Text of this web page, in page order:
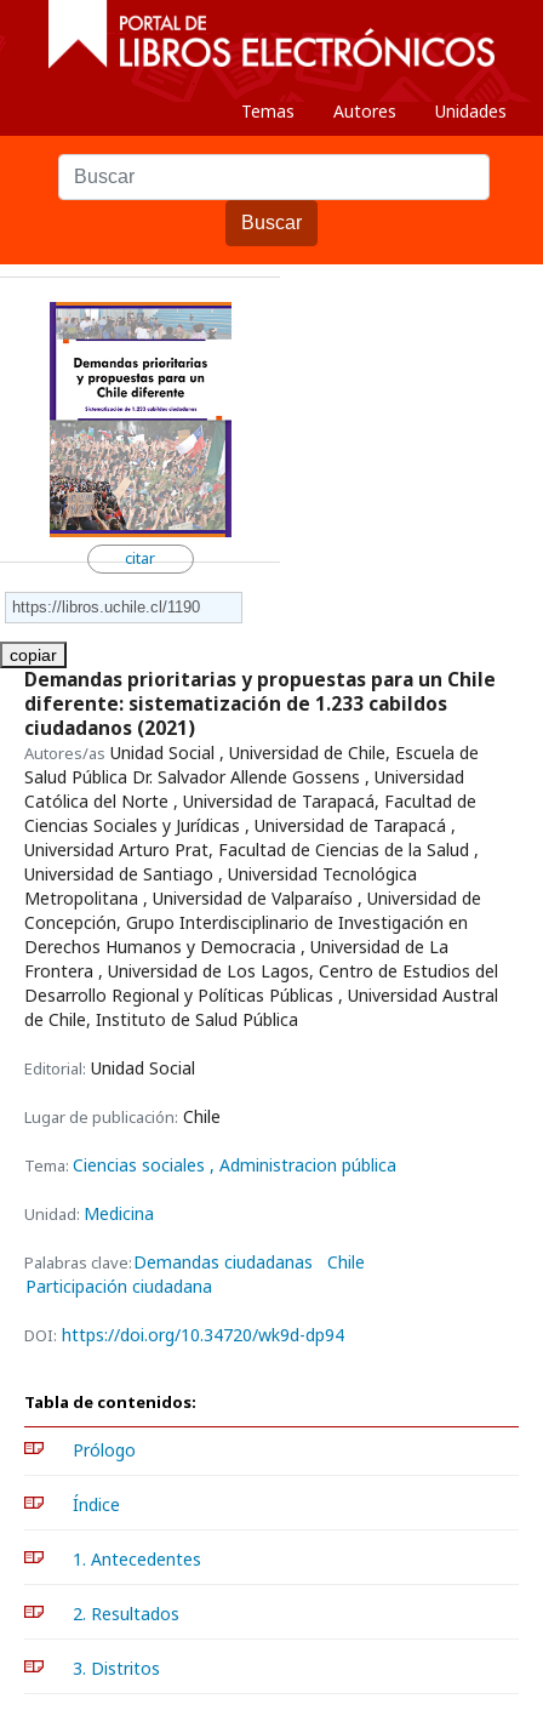
Temas Autores Unidades
Buscar
citar
copiar
Demandas prioritarias y propuestas para un Chile
diferente: sistematización de 1.233 cabildos
ciudadanos (2021)
Autores/as Unidad Social , Universidad de Chile, Escuela de
Salud Pública Dr. Salvador Allende Gossens , Universidad
Católica del Norte , Universidad de Tarapacá, Facultad de
Ciencias Sociales y Jurídicas , Universidad de Tarapacá ,
Universidad Arturo Prat, Facultad de Ciencias de la Salud ,
Universidad de Santiago , Universidad Tecnológica
Metropolitana , Universidad de Valparaíso , Universidad de
Concepción, Grupo Interdisciplinario de Investigación en
Derechos Humanos y Democracia , Universidad de La
Frontera , Universidad de Los Lagos, Centro de Estudios del
Desarrollo Regional y Políticas Públicas , Universidad Austral
de Chile, Instituto de Salud Pública
Editorial: Unidad Social
Lugar de publicación: Chile
Tema: Ciencias sociales , Administracion pública
Unidad: Medicina
Palabras clave:Demandas ciudadanas
Chile
Participación ciudadana
DOI: https://doi.org/10.34720/wk9d-dp94
Tabla de contenidos:
Prólogo
Índice
1. Antecedentes
2. Resultados
3. Distritos